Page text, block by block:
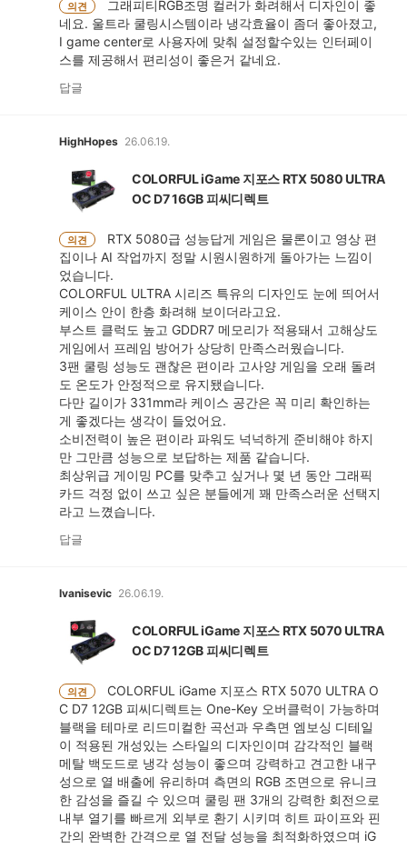
의견
그래피티RGB조명 컬러가 화려해서 디자인이 좋
네요. 울트라 쿨링시스템이라 냉각효율이 좀더 좋아졌고,
I game center로 사용자에 맞춰 설정할수있는 인터페이
스를 제공해서 편리성이 좋은거 같네요.
답글
HighHopes 26.06.19.
COLORFUL iGame 지포스 RTX 5080 ULTRA
OC D7 16GB 피씨디렉트
의견
RTX 5080급 성능답게 게임은 물론이고 영상 편
집이나 AI 작업까지 정말 시원시원하게 돌아가는 느낌이
었습니다.
COLORFUL ULTRA 시리즈 특유의 디자인도 눈에 띄어서
케이스 안이 한층 화려해 보이더라고요.
부스트 클럭도 높고 GDDR7 메모리가 적용돼서 고해상도
게임에서 프레임 방어가 상당히 만족스러웠습니다.
3팬 쿨링 성능도 괜찮은 편이라 고사양 게임을 오래 돌려
도 온도가 안정적으로 유지됐습니다.
다만 길이가 331mm라 케이스 공간은 꼭 미리 확인하는
게 좋겠다는 생각이 들었어요.
소비전력이 높은 편이라 파워도 넉넉하게 준비해야 하지
만 그만큼 성능으로 보답하는 제품 같습니다.
최상위급 게이밍 PC를 맞추고 싶거나 몇 년 동안 그래픽
카드 걱정 없이 쓰고 싶은 분들에게 꽤 만족스러운 선택지
라고 느꼈습니다.
답글
Ivanisevic 26.06.19.
COLORFUL iGame 지포스 RTX 5070 ULTRA
OC D7 12GB 피씨디렉트
의견
COLORFUL iGame 지포스 RTX 5070 ULTRA O
C D7 12GB 피씨디렉트는 One-Key 오버클럭이 가능하며
블랙을 테마로 리드미컬한 곡선과 우측면 엠보싱 디테일
이 적용된 개성있는 스타일의 디자인이며 감각적인 블랙
메탈 백도드로 냉각 성능이 좋으며 강력하고 견고한 내구
성으로 열 배출에 유리하며 측면의 RGB 조면으로 유니크
한 감성을 즐길 수 있으며 쿨링 팬 3개의 강력한 회전으로
내부 열기를 빠르게 외부로 환기 시키며 히트 파이프와 핀
간의 완벽한 간격으로 열 전달 성능을 최적화하였으며 iG